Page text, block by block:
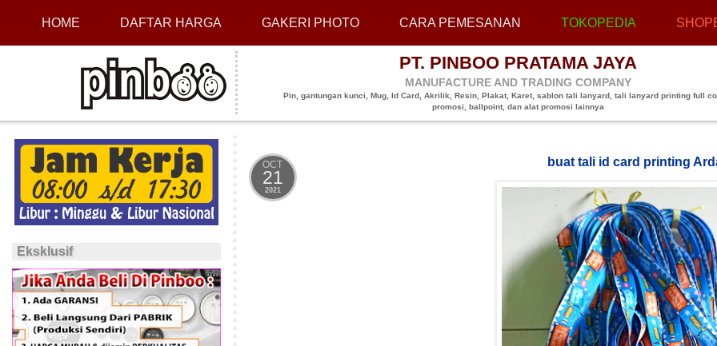
HOME DAFTAR HARGA GAKERI PHOTO CARA PEMESANAN TOKOPEDIA
PT. PINBOO PRATAMA JAYA
MANUFACTURE AND TRADING COMPANY
Pin, gantungan kunci, Mug, Id Card, Akrilik, Resin, Plakat, Karet, sablon tali lanyard, tali lanyard printing full
promosi, ballpoint, dan alat promosi lainnya
Eksklusif
OCT
21
2021
buat tali id card printing